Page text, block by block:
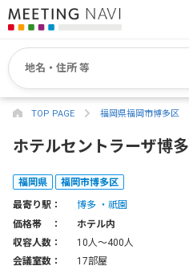
TOP PAGE 福岡県福岡市博多区
ホテルセントラーザ博多
福岡県 福岡市博多区
最寄り駅： 博多
祇園
価格帯 ：
ホテル内
収容人数：
10人〜400人
会議室数：
17部屋